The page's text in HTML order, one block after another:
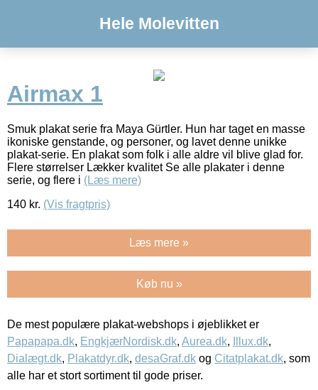
Hele Molevitten
Airmax 1
Smuk plakat serie fra Maya Gürtler. Hun har taget en masse
ikoniske genstande, og personer, og lavet denne unikke
plakat-serie. En plakat som folk i alle aldre vil blive glad for.
Flere størrelser Lækker kvalitet Se alle plakater i denne
serie, og flere i (Læs mere)
140 kr. (Vis fragtpris)
Læs mere »
Køb nu »
De mest populære plakat-webshops i øjeblikket er
Papapapa.dk, EngkjærNordisk.dk, Aurea.dk, Illux.dk,
Dialægt.dk, Plakatdyr.dk, desaGraf.dk og Citatplakat.dk, som
alle har et stort sortiment til gode priser.